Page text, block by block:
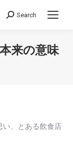
Search:
Search
来の意味
い、とある飲食店